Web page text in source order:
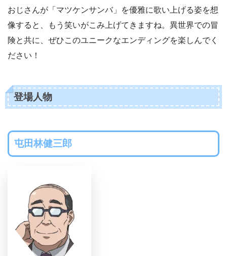
おじさんが「マツケンサンバ」を優雅に歌い上げる姿を想
像すると、もう笑いがこみ上げてきますね。異世界での冒
険と共に、ぜひこのユニークなエンディングを楽しんでく
ださい！
登場人物
屯田林健三郎